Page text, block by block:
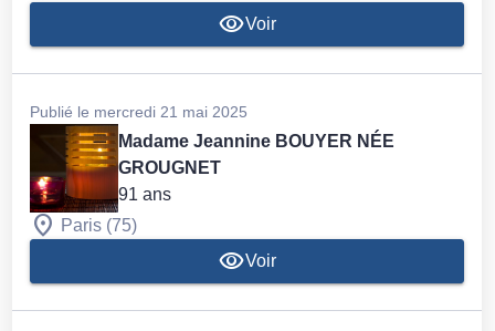
Voir
Publié le mercredi 21 mai 2025
Madame Jeannine BOUYER NÉE
GROUGNET
91 ans
Paris (75)
Voir